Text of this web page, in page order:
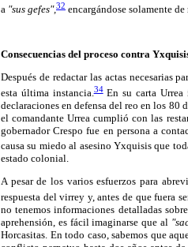
a "sus gefes",32 encargándose solamente
Consecuencias del proceso contra
Después de redactar las actas necesarias
esta última instancia.34En su carta Urrea
declaraciones en defensa del reo en los
el comandante Urrea cumplió con las
gobernador Crespo fue en persona a
causa su miedo al asesino Yxquisis que
estado colonial.
A pesar de los varios esfuerzos para
respuesta del virrey y, antes de que fuera
no tenemos informaciones detalladas
aprehensión, es fácil imaginarse que al
Horcasitas. En todo caso, sabemos que